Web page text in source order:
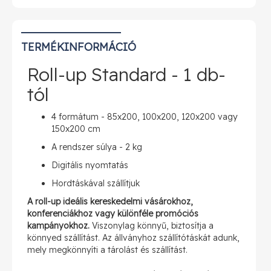
TERMÉKINFORMÁCIÓ
Roll-up Standard - 1 db-
tól
4 formátum - 85x200, 100x200, 120x200 vagy
150x200 cm
A rendszer súlya - 2 kg
Digitális nyomtatás
Hordtáskával szállítjuk
A roll-up ideális kereskedelmi vásárokhoz,
konferenciákhoz vagy különféle promóciós
kampányokhoz. Viszonylag könnyű, biztosítja a
könnyed szállítást. Az állványhoz szállítótáskát adunk,
mely megkönnyíti a tárolást és szállítást.